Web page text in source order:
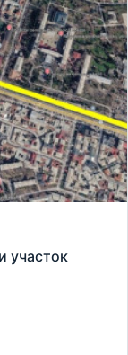
участок